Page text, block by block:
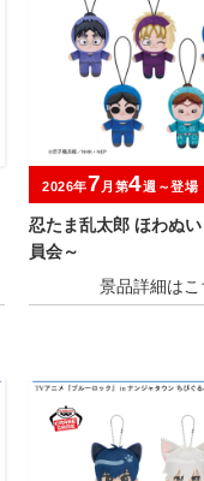
忍たま乱太郎 ほわぬ
員会～
2026年7 月第4週～登場